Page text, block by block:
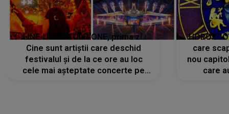
LINE-UP UNTOLD ONE, prima zi.
Cine sunt artiștii care deschid
festivalul și de la ce ore au loc
cele mai așteptate concerte pe
care
nou
care